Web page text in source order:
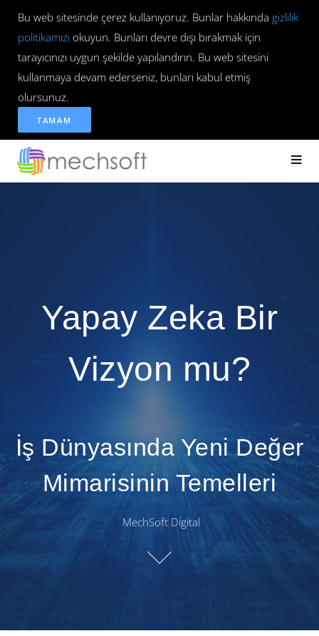
Bu web sitesinde çerez kullanıyoruz. Bunlar hakkında gizlilik
politikamızı okuyun. Bunları devre dışı bırakmak için
tarayıcınızı uygun şekilde yapılandırın. Bu web sitesini
kullanmaya devam ederseniz, bunları kabul etmiş
olursunuz.
TAMAM
Yapay Zeka Bir
Vizyon mu?
İş Dünyasında Yeni Değer
Mimarisinin Temelleri
MechSoft Digital